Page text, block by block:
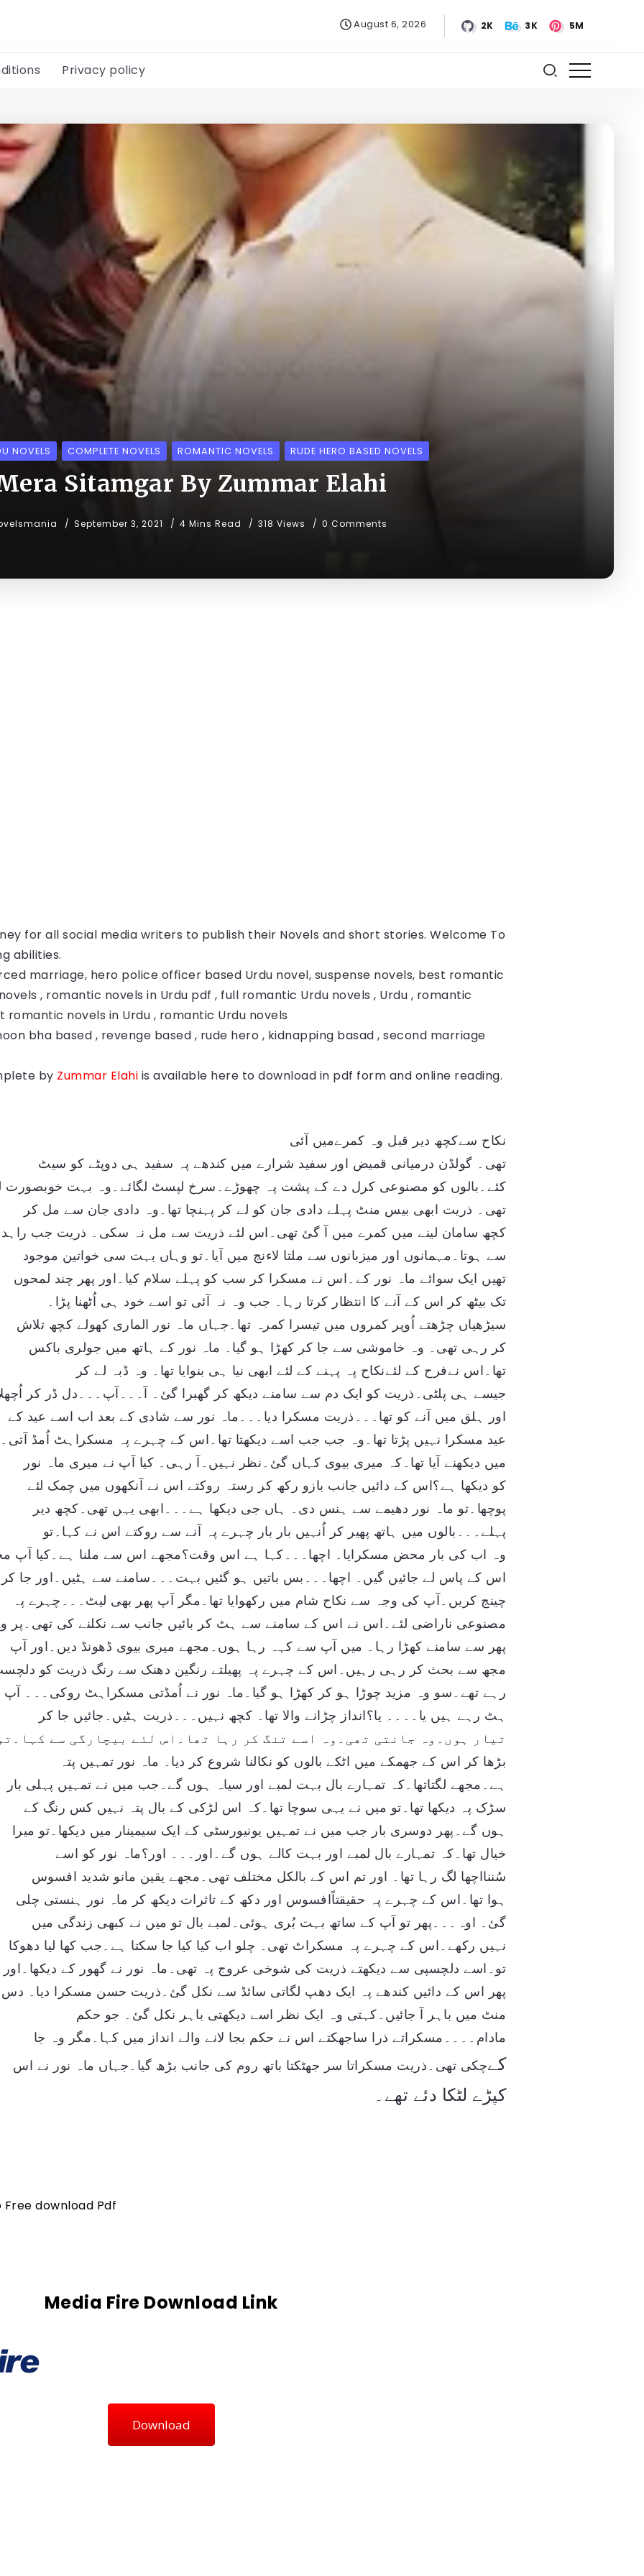
August 6, 2026 2K 3K 5M
Privacy policy
NOVELS COMPLETE NOVELS ROMANTIC NOVELS RUDE HERO BASED NOVELS
Sitamgar By Zummar Elahi
September 3, 2021 4 Mins Read 318 Views 0 Comments
for all social media writers to publish their Novels and short stories. Welcome To
abilities.
marriage, hero police officer based Urdu novel, suspense novels, best romantic
, romantic novels in Urdu pdf , full romantic Urdu novels , Urdu , romantic
romantic novels in Urdu , romantic Urdu novels
bha based , revenge based , rude hero , kidnapping basad , second marriage
by Zummar Elahi is available here to download in pdf form and online reading.
نکاح سےکچھ دیر قبل وہ کمرےمیں آئی
تھی۔ گولڈن درمیانی قمیض اور سفید شرارے میں کندھے پہ سفید ہی دوپٹے کو سیٹ
کئے۔بالوں کو مصنوعی کرل دے کے پشت پہ چھوڑے۔سرخ لپسٹ لگائے۔وہ بہت
تھی۔ ذریت ابھی بیس منٹ پہلے دادی جان کو لے کر پہنچا تھا۔وہ دادی جان سے مل کر
کچھ سامان لینے میں کمرے میں آ گئ تھی۔اس لئے ذریت سے مل نہ سکی۔ ذریت جب
سے ہوتا۔مہمانوں اور میزبانوں سے ملتا لاءنج میں آیا۔تو وہاں بہت سی خواتین موجود
تھیں ایک سوائے ماہ نور کے۔اس نے مسکرا کر سب کو پہلے سلام کیا۔اور پھر چند لمحوں
تک بیٹھ کر اس کے آنے کا انتظار کرتا رہا۔ جب وہ نہ آئی تو اسے خود ہی اُٹھنا پڑا۔
سیڑھیاں چڑھتے اُوپر کمروں میں تیسرا کمرہ تھا۔جہاں ماہ نور الماری کھولے کچھ تلاش
کر رہی تھی۔ وہ خاموشی سے جا کر کھڑا ہو گیا۔ ماہ نور کے ہاتھ میں جولری باکس
تھا۔اس نےفرح کے لئےنکاح پہ پہنے کے لئے ابھی نیا ہی بنوایا تھا۔ وہ ڈبہ لے کر
جیسے ہی پلٹی۔ذریت کو ایک دم سے سامنے دیکھ کر گھبرا گئ۔ آ۔۔۔آپ۔۔۔دل ڈر کر
اور ہلق میں آنے کو تھا۔۔۔ذریت مسکرا دیا۔۔۔ماہ نور سے شادی کے بعد اب اسے عید کے
عید مسکرا نہیں پڑتا تھا۔وہ جب جب اسے دیکھتا تھا۔اس کے چہرے پہ مسکراہٹ اُمڈ آتی۔
میں دیکھنے آیا تھا۔کہ میری بیوی کہاں گئ۔نظر نہیں۔آ رہی۔ کیا آپ نے میری ماہ نور
کو دیکھا ہے؟اس کے دائیں جانب بازو رکھ کر رستہ روکتے اس نے آنکھوں میں چمک لئے
پوچھا۔تو ماہ نور دھیمے سے ہنس دی۔ ہاں جی دیکھا ہے۔۔۔ابھی یہں تھی۔کچھ دیر
پہلے۔۔۔بالوں میں ہاتھ پھیر کر اُنہیں بار بار چہرے پہ آنے سے روکتے اس نے کہا۔تو
وہ اب کی بار محض مسکرایا۔ اچھا۔۔۔کہا ہے اس وقت؟مجھے اس سے ملنا ہے۔کیا آپ
اس کے پاس لے جائیں گیں۔ اچھا۔۔۔بس باتیں ہو گئیں بہت۔۔۔سامنے سے ہٹیں۔اور جا کر
چینج کریں۔آپ کی وجہ سے نکاح شام میں رکھوایا تھا۔مگر آپ پھر بھی لیٹ۔۔۔چہرے پہ
مصنوعی ناراضی لئے۔اس نے اس کے سامنے سے ہٹ کر بائیں جانب سے نکلنے کی تھی۔پر
پھر سے سامنے کھڑا رہا۔ میں آپ سے کہہ رہا ہوں۔مجھے میری بیوی ڈھونڈ دیں۔اور آپ
مجھ سے بحث کر رہی رہیں۔اس کے چہرے پہ پھیلتے رنگین دھنک سے رنگ ذریت کو
رہے تھے۔سو وہ مزید چوڑا ہو کر کھڑا ہو گیا۔ماہ نور نے اُمڈتی مسکراہٹ روکی۔۔۔ آپ
ہٹ رہے ہیں یا۔۔۔۔ یا؟انداز چڑانے والا تھا۔ کچھ نہیں۔۔۔ذریت ہٹیں۔جائیں جا کر
تیار ہوں۔وہ جانتی تھی۔وہ اسے تنگ کر رہا تھا۔اس لئے بیچارگی سے
بڑھا کر اس کے جھمکے میں اٹکے بالوں کو نکالنا شروع کر دیا۔ ماہ نور تمہیں پتہ
ہے۔مجھے لگتاتھا۔کہ تمہارے بال بہت لمبے اور سیاہ ہوں گے۔جب میں نے تمہیں پہلی بار
سڑک پہ دیکھا تھا۔تو میں نے یہی سوچا تھا۔کہ اس لڑکی کے بال پتہ نہیں کس رنگ کے
ہوں گے۔پھر دوسری بار جب میں نے تمہیں یونیورسٹی کے ایک سیمینار میں دیکھا۔تو میرا
خیال تھا۔کہ تمہارے بال لمبے اور بہت کالے ہوں گے۔اور۔۔۔ اور؟ماہ نور کو اسے
سُننااچھا لگ رہا تھا۔ اور تم اس کے بالکل مختلف تھی۔مجھے یقین مانو شدید افسوس
ہوا تھا۔اس کے چہرے پہ حقیقتاًافسوس اور دکھ کے تاثرات دیکھ کر ماہ نور ہنستی چلی
گئ۔ اوہ۔۔۔پھر تو آپ کے ساتھ بہت بُری ہوئی۔لمبے بال تو میں نے کبھی زندگی میں
نہیں رکھے۔اس کے چہرے پہ مسکراٹ تھی۔ چلو اب کیا کیا جا سکتا ہے۔جب کھا لیا دھوکا
تو۔اسے دلچسپی سے دیکھتے ذریت کی شوخی عروج پہ تھی۔ماہ نور نے گھور کے دیکھا۔اور
پھر اس کے دائیں کندھے پہ ایک دھپ لگاتی سائڈ سے نکل گئ۔ذریت حسن مسکرا دیا۔ دس
منٹ میں باہر آ جائیں۔کہتی وہ ایک نظر اسے دیکھتی باہر نکل گئ۔ جو حکم
مادام۔۔۔۔مسکراتے ذرا ساجھکتے اس نے حکم بجا لانے والے انداز میں کہا۔مگر وہ جا
چکی تھی۔ذریت مسکراتا سر جھٹکتا باتھ روم کی جانب بڑھ گیا۔جہاں ماہ نور نے اسکے
کپڑے لٹکا دئے تھے۔
download Pdf
Media Fire Download Link
Download